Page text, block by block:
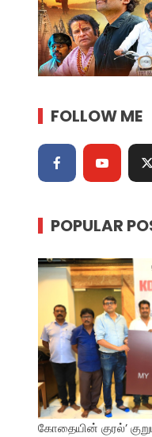
FOLLOW ME
POPULAR
கோதையின் குரல்’